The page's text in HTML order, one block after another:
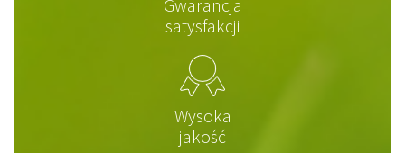
Gwarancja
satysfakcji
Wysoka
jakość